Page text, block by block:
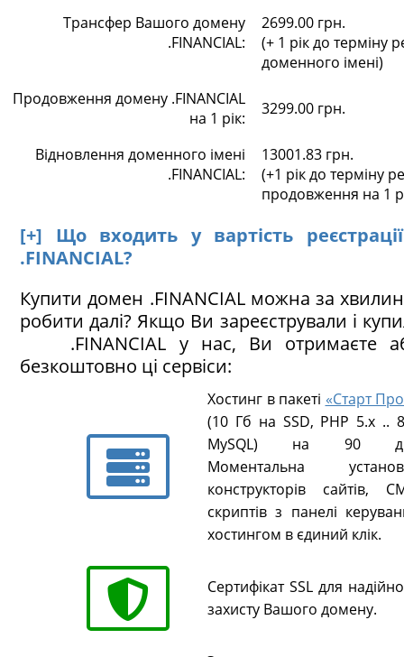
Трансфер Вашого домену
.FINANCIAL:
2699.00 грн.
(+ 1 рік до терміну
доменного імені)
Продовження домену .FINANCIAL
на 1 рік:
3299.00 грн.
Відновлення доменного імені
.FINANCIAL:
13001.83 грн.
(+1 рік до терміну
продовження на 1
[+] Що входить у вартість
.FINANCIAL?
Купити домен .FINANCIAL можна за
робити далі? Якщо Ви зареєстрували і
.FINANCIAL у нас, Ви отримаєте
безкоштовно ці сервіси:
Хостинг в пакеті «Старт
(10 Гб на SSD, PHP 5.х ..
MySQL) на 90
Моментальна
конструкторів сайтів,
скриптів з панелі
хостингом в єдиний клік.
Сертифікат SSL для
захисту Вашого домену.